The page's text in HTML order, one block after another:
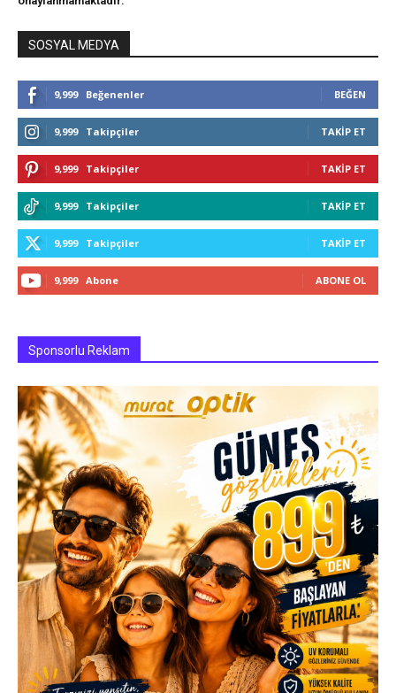
SOSYAL MEDYA
9,999 Beğenenler BEĞEN
9,999 Takipçiler TAKIP ET
9,999 Takipçiler TAKIP ET
9,999 Takipçiler TAKIP ET
9,999 Takipçiler TAKIP ET
9,999 Abone ABONE OL
Sponsorlu Reklam